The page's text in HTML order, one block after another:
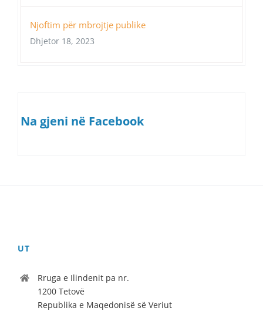
Njoftim për mbrojtje publike
Dhjetor 18, 2023
Na gjeni në Facebook
UT
Rruga e Ilindenit pa nr.
1200 Tetovë
Republika e Maqedonisë së Veriut